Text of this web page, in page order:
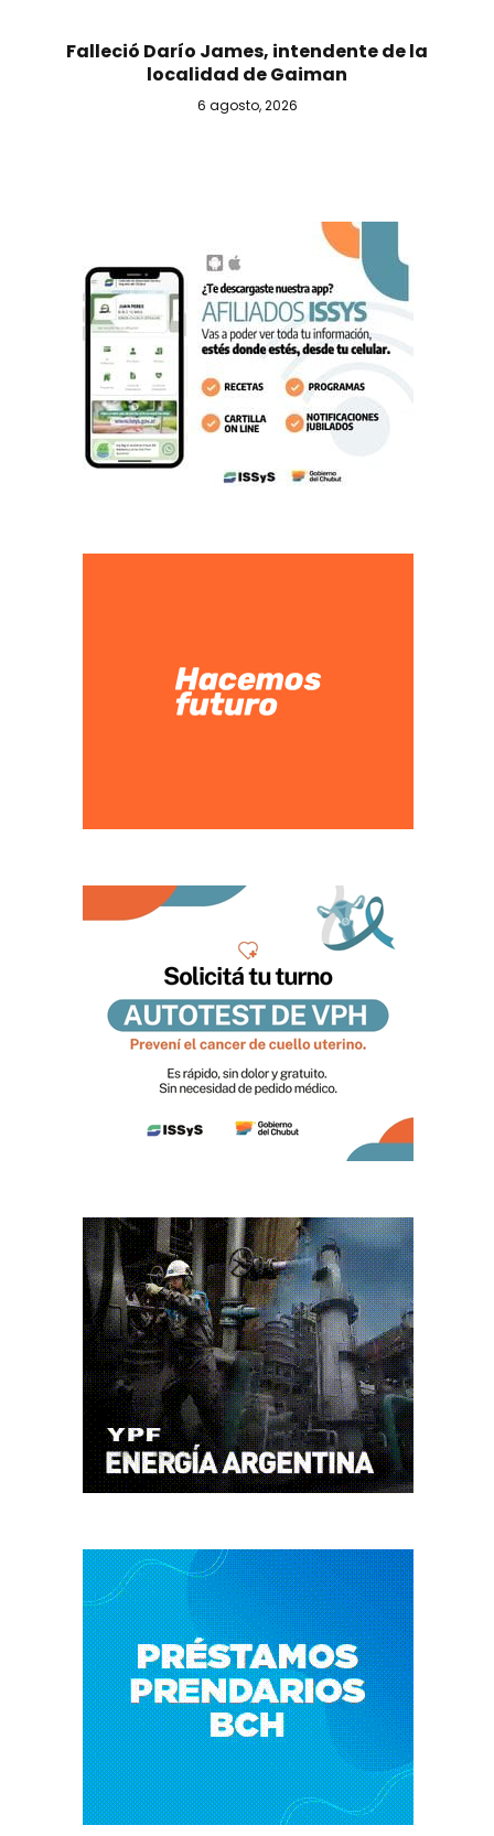
Falleció Darío James, intendente de la
localidad de Gaiman
6 agosto, 2026